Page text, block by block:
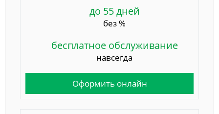
до 55 дней
без %
бесплатное обслуживание
навсегда
Оформить онлайн